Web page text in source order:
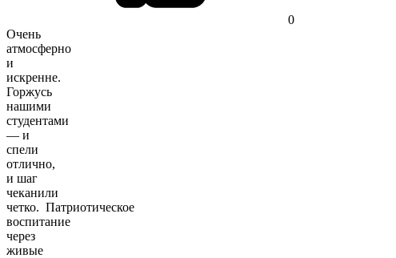
0
Очень
атмосферно
и
искренне.
Горжусь
нашими
студентами
— и
спели
отлично,
и шаг
чеканили
четко. Патриотическое
воспитание
через
живые